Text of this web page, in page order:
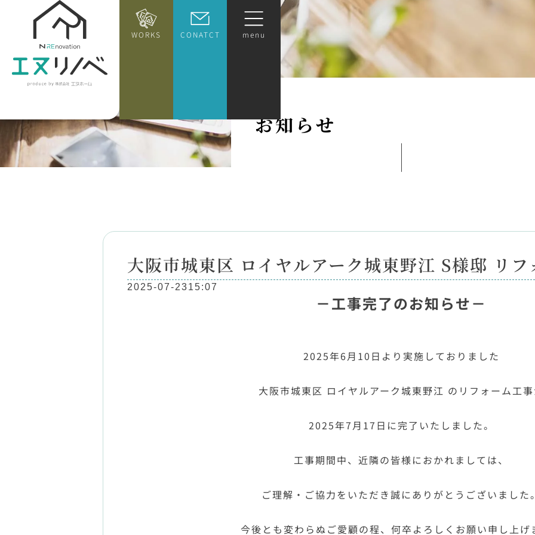
WORKS CONATCT menu
お知 らせ
大阪市城東区 ロイヤルアーク城東野江 S様邸 リ
2025-07-2315:07
－工事完了のお知らせ－
2025年6月10日より実施しておりました
大阪市城東区 ロイヤルアーク城東野江 のリフォーム工
2025年7月17日に完了いたしました。
工事期間中、近隣の皆様におかれましては、
ご理解・ご協力をいただき誠にありがとうございました
今後とも変わらぬご愛顧の程、何卒よろしくお願い申し上げ